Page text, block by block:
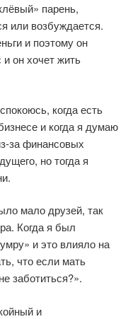
парень,
или возбуждается.
и поэтому он
он хочет жить
когда есть
и когда я думаю
за финансовых
но тогда я
мало друзей, так
Когда я был
и это влияло на
что если мать
заботиться?».
и